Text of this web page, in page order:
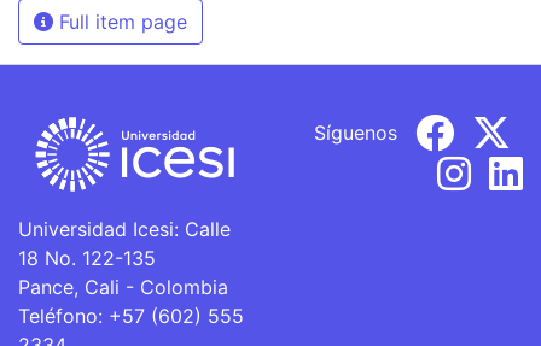
Full item page
Universidad Icesi: Calle
18 No. 122-135
Pance, Cali - Colombia
Teléfono: +57 (602) 555
Síguenos